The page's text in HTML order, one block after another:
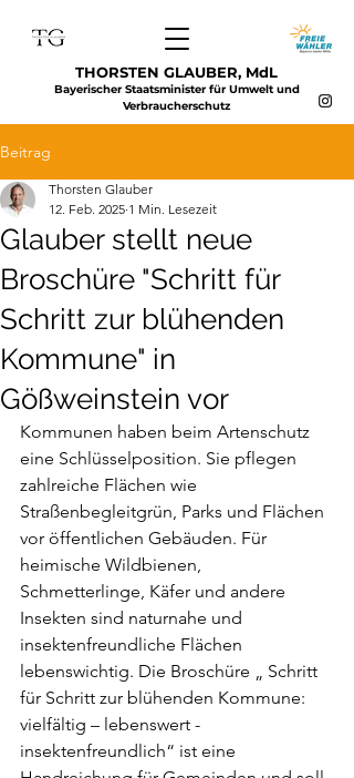
THORSTEN GLAUBER, MdL
Bayerischer Staatsminister für Umwelt und
Verbraucherschutz
Beitrag
Glauber stellt neue
Broschüre "Schritt für
Schritt zur blühenden
Kommune" in
Gößweinstein vor
Thorsten Glauber
12. Feb. 2025 1 Min. Lesezeit
Kommunen haben beim Artenschutz
eine Schlüsselposition. Sie pflegen
zahlreiche Flächen wie
Straßenbegleitgrün, Parks und Flächen
vor öffentlichen Gebäuden. Für
heimische Wildbienen,
Schmetterlinge, Käfer und andere
Insekten sind naturnahe und
insektenfreundliche Flächen
lebenswichtig. Die Broschüre „ Schritt
für Schritt zur blühenden Kommune:
vielfältig – lebenswert -
insektenfreundlich“ ist eine